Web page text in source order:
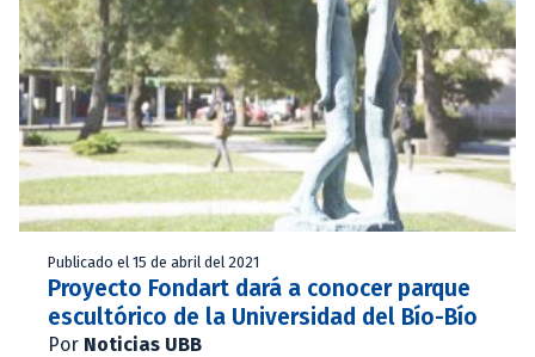
Publicado el 15 de abril del 2021
Proyecto Fondart dará a conocer parque
escultórico de la Universidad del Bío-Bío
Por Noticias UBB